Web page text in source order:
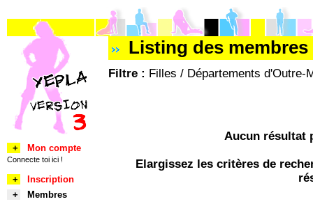
Listing des
Filtre : Filles / Départements d'Outre-
Aucun résultat
Elargissez les critères de
+ Mon compte
Connecte toi ici !
+
Inscription
+
Membres